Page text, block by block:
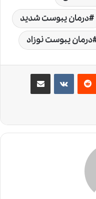
درمان یبوست شدید
درمان یبوست نوزاد
‫VKontakteاشتراک گذاری از طریق ایمیل